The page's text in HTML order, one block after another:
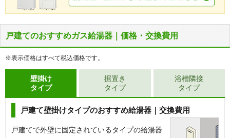
戸建てのおすすめガス給湯器｜価格・交換費用
※表示価格はすべて税込価格です。
壁掛け
タイプ
戸建て壁掛けタイプのおすすめ給湯器｜交換費用
戸建てで外壁に固定されているタイプの給湯器
据置き
タイプ
浴槽隣接
タイプ